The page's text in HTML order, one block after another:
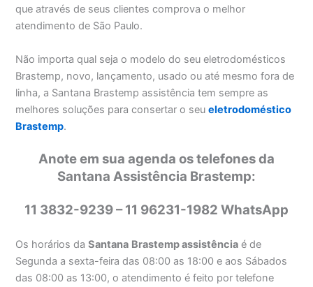
que através de seus clientes comprova o melhor
atendimento de São Paulo.
Não importa qual seja o modelo do seu eletrodomésticos
Brastemp, novo, lançamento, usado ou até mesmo fora de
linha, a Santana Brastemp assistência tem sempre as
melhores soluções para consertar o seueletrodoméstico
Brastemp.
Anote em sua agenda os telefones da
Santana Assistência Brastemp:
11 3832-9239 – 11 96231-1982 WhatsApp
Os horários daSantana Brastemp assistência é de
Segunda a sexta-feira das 08:00 as 18:00 e aos Sábados
das 08:00 as 13:00, o atendimento é feito por telefone